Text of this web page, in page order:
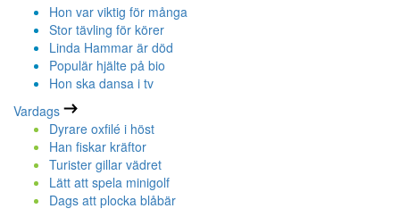
Hon var viktig för många
Stor tävling för körer
Linda Hammar är död
Populär hjälte på bio
Hon ska dansa i tv
Vardags
Dyrare oxfilé i höst
Han fiskar kräftor
Turister gillar vädret
Lätt att spela minigolf
Dags att plocka blåbär